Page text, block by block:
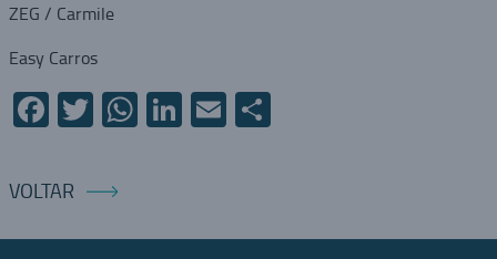
ZEG / Carmile
Easy Carros
Facebook
Twitter
WhatsApp
LinkedIn
EmailCompartilhar
VOLTAR